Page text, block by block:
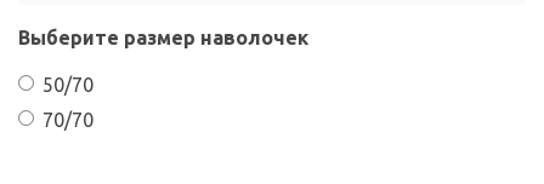
Выберите размер наволочек
50/70
70/70